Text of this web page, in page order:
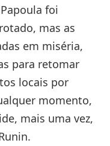
foi
mas as
em miséria,
para retomar
locais por
momento,
mais uma vez,